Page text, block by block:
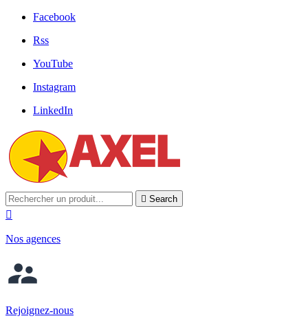
Facebook
Rss
YouTube
Instagram
LinkedIn
 Search

Nos agences
Rejoignez-nous